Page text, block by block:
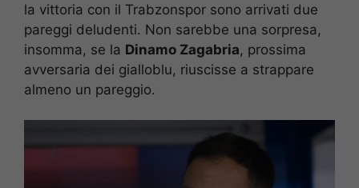
la vittoria con il Trabzonspor sono arrivati due
pareggi deludenti. Non sarebbe una sorpresa,
insomma, se la Dinamo Zagabria, prossima
avversaria dei gialloblu, riuscisse a strappare
almeno un pareggio.